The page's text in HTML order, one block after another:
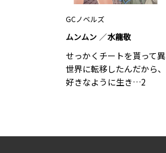
GCノベルズ
ムンムン 水龍敬
せっかくチートを貰って異
世界に転移したんだから、
好きなように生き…2